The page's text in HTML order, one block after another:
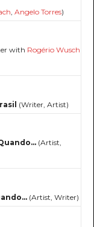
, Angelo Torres)
with Rogério Wusch
(Writer, Artist)
(Artist,
(Artist, Writer)